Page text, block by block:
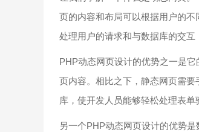
页的内容和布局可以根据用户的
处理用户的请求和与数据库的交互
PHP动态网页设计的优势之一是
页内容。相比之下，静态网页需
库，使开发人员能够轻松处理表单
另一个PHP动态网页设计的优势